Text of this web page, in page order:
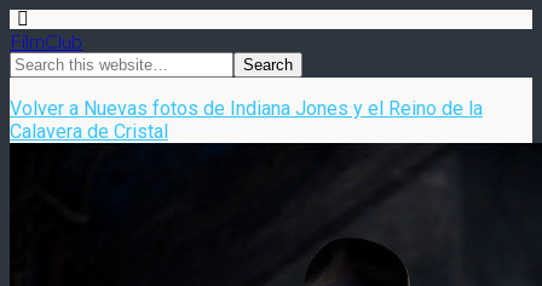
FilmClub
Volver a Nuevas fotos de Indiana Jones y el Reino de la
Calavera de Cristal